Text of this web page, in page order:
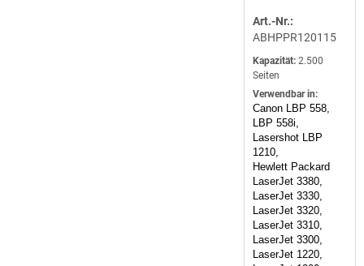
Art.-Nr.:
ABHPPR120115
Kapazität: 2.500
Seiten
Verwendbar in:
Canon LBP 558,
LBP 558i,
Lasershot LBP
1210,
Hewlett Packard
LaserJet 3380,
LaserJet 3330,
LaserJet 3320,
LaserJet 3310,
LaserJet 3300,
LaserJet 1220,